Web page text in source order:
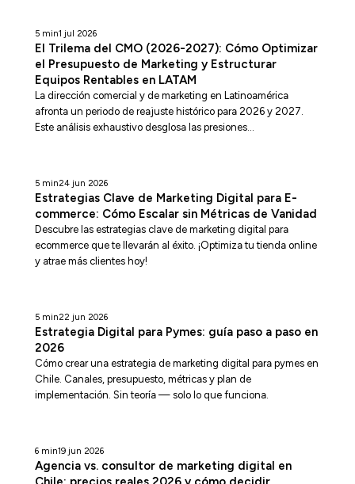
5 min1 jul 2026
El Trilema del CMO (2026-2027): Cómo Optimizar
el Presupuesto de Marketing y Estructurar
Equipos Rentables en LATAM
La dirección comercial y de marketing en Latinoamérica
afronta un periodo de reajuste histórico para 2026 y 2027.
Este análisis exhaustivo desglosa las presiones
capaz de destrabar el crecimiento rentable en mercados
volátiles como Chile, Colombia, Perú y México.
5 min24 jun 2026
Estrategias Clave de Marketing Digital para E-
commerce: Cómo Escalar sin Métricas de Vanidad
Descubre las estrategias clave de marketing digital para
ecommerce que te llevarán al éxito. ¡Optimiza tu tienda online
y atrae más clientes hoy!
5 min22 jun 2026
Estrategia Digital para Pymes: guía paso a paso en
2026
Cómo crear una estrategia de marketing digital para pymes en
Chile. Canales, presupuesto, métricas y plan de
implementación. Sin teoría — solo lo que funciona.
6 min19 jun 2026
Agencia vs. consultor de marketing digital en